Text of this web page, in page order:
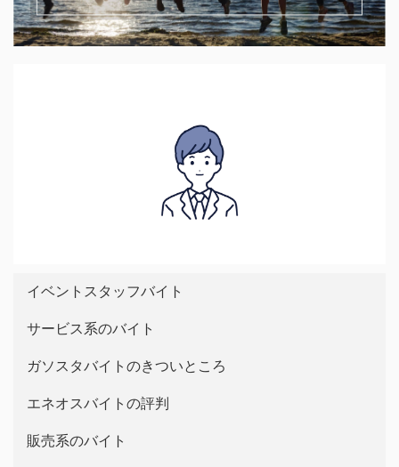
イベントスタッフバイト
サービス系のバイト
ガソスタバイトのきついところ
エネオスバイトの評判
販売系のバイト